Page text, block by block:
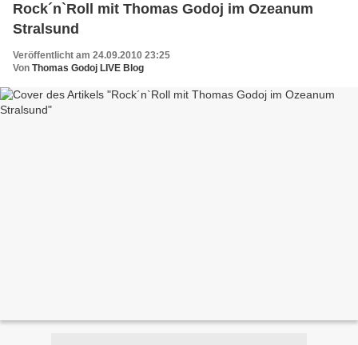
Rock´n`Roll mit Thomas Godoj im Ozeanum
Stralsund
Veröffentlicht am 24.09.2010 23:25
Von Thomas Godoj LIVE Blog